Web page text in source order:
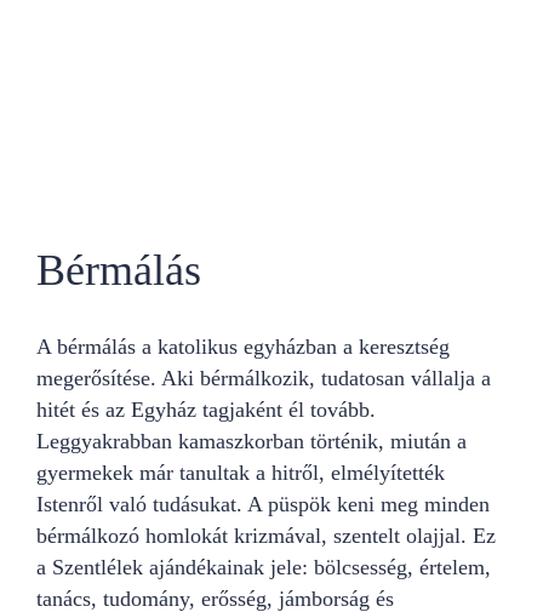
Bérmálás
A bérmálás a katolikus egyházban a keresztség
megerősítése. Aki bérmálkozik, tudatosan vállalja a
hitét és az Egyház tagjaként él tovább.
Leggyakrabban kamaszkorban történik, miután a
gyermekek már tanultak a hitről, elmélyítették
Istenről való tudásukat. A püspök keni meg minden
bérmálkozó homlokát krizmával, szentelt olajjal. Ez
a Szentlélek ajándékainak jele: bölcsesség, értelem,
tanács, tudomány, erősség, jámborság és